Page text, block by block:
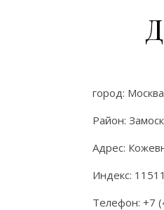
город: Москва
Район:
Адрес:
Индекс:
Телефон: +7